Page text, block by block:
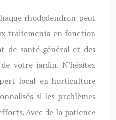
rhododendron peut
traitements en fonction
de santé général et des
votre jardin. N’hésitez
local en horticulture
si les problèmes
Avec de la patience